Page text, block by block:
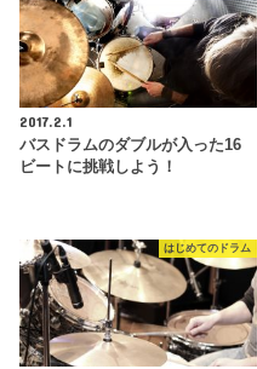
2017.2.1
バスドラムのダブルが入った16
ビートに挑戦しよう！
はじめてのドラム